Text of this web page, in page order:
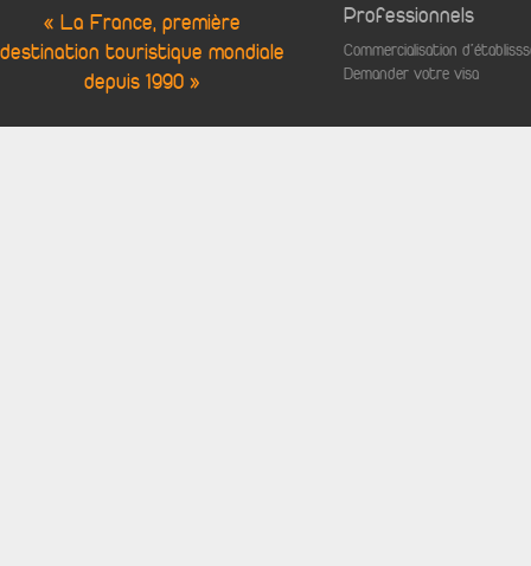
« La France, première
destination touristique mondiale
depuis 1990 »
Professionnels
Commercialisation
Demander votre visa